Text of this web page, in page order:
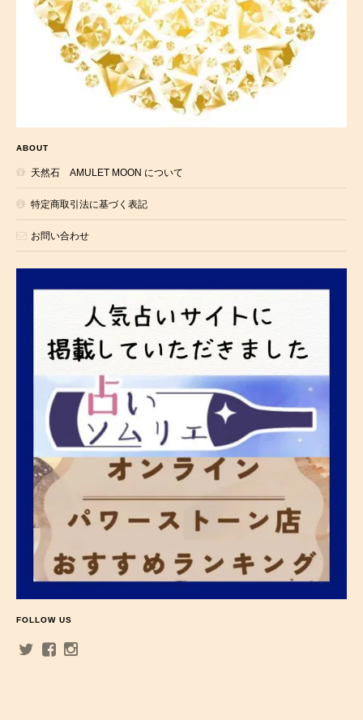
ABOUT
天然石 AMULET MOON について
特定商取引法に基づく表記
お問い合わせ
FOLLOW US